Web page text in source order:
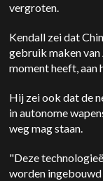
vergroten.
Kendall zei dat
gebruik maken
moment heeft, aan
Hij zei ook dat de
in autonome
weg mag staan.
"Deze
worden